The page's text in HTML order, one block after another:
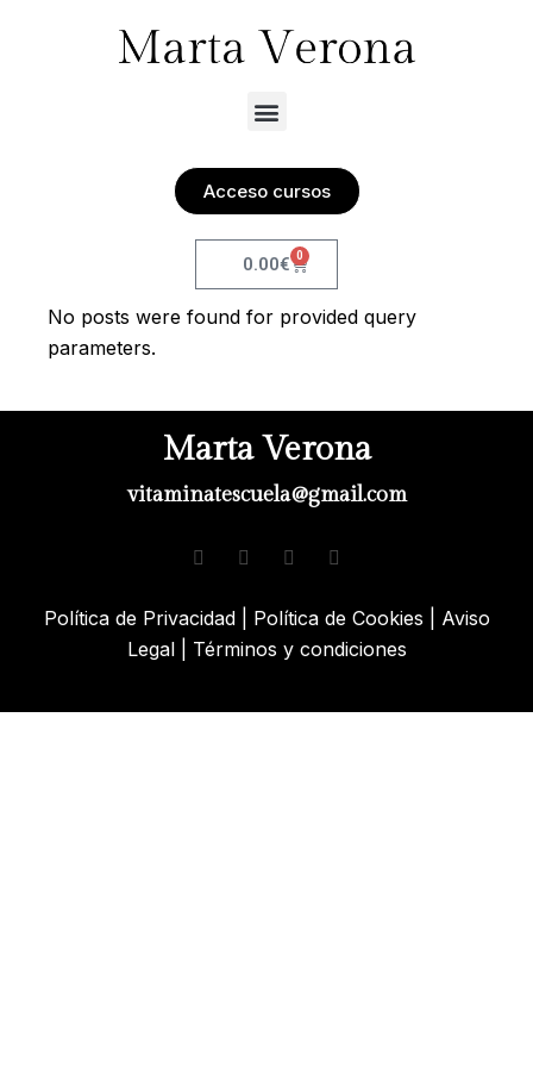
Acceso cursos
0.00€ 0
No posts were found for provided query
parameters.
Marta Verona
vitaminatescuela@gmail.com
Política de Privacidad| Política de Cookies
Aviso
Legal| Términos y condiciones